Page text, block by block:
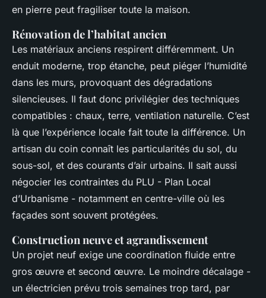
en pierre peut fragiliser toute la maison.
Rénovation de l’habitat ancien
Les matériaux anciens respirent différemment. Un
enduit moderne, trop étanche, peut piéger l’humidité
dans les murs, provoquant des dégradations
silencieuses. Il faut donc privilégier des techniques
compatibles : chaux, terre, ventilation naturelle. C’est
là que l’expérience locale fait toute la différence. Un
artisan du coin connaît les particularités du sol, du
sous-sol, et des courants d’air urbains. Il sait aussi
négocier les contraintes du PLU - Plan Local
d’Urbanisme - notamment en centre-ville où les
façades sont souvent protégées.
Construction neuve et agrandissement
Un projet neuf exige une coordination fluide entre
gros œuvre et second œuvre. Le moindre décalage -
un électricien prévu trois semaines trop tard, par